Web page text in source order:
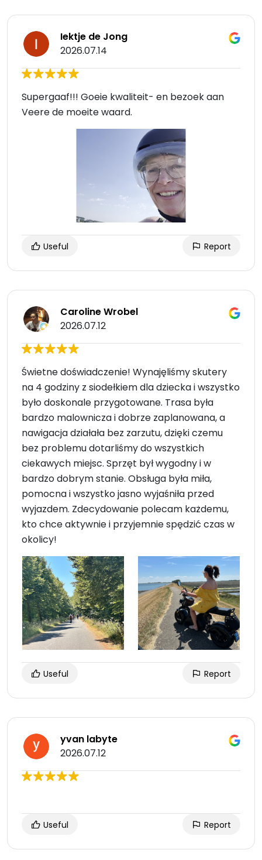
Iektje de Jong
2026.07.14
Supergaaf!!! Goeie kwaliteit- en bezoek aan
Veere de moeite waard.
Useful Report
Caroline Wrobel
2026.07.12
Świetne doświadczenie! Wynajęliśmy skutery
na 4 godziny z siodełkiem dla dziecka i wszystko
było doskonale przygotowane. Trasa była
bardzo malownicza i dobrze zaplanowana, a
nawigacja działała bez zarzutu, dzięki czemu
bez problemu dotarliśmy do wszystkich
ciekawych miejsc. Sprzęt był wygodny i w
bardzo dobrym stanie. Obsługa była miła,
pomocna i wszystko jasno wyjaśniła przed
wyjazdem. Zdecydowanie polecam każdemu,
kto chce aktywnie i przyjemnie spędzić czas w
okolicy!
Useful Report
yvan labyte
2026.07.12
Useful Report